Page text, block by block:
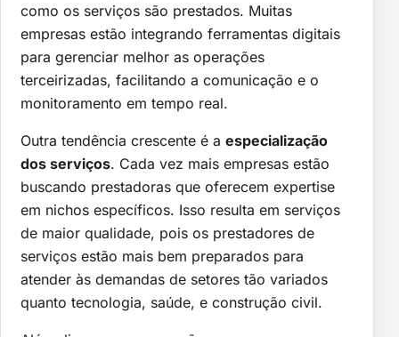
como os serviços são prestados. Muitas
empresas estão integrando ferramentas digitais
para gerenciar melhor as operações
terceirizadas, facilitando a comunicação e o
monitoramento em tempo real.
Outra tendência crescente é a especialização
dos serviços. Cada vez mais empresas estão
buscando prestadoras que oferecem expertise
em nichos específicos. Isso resulta em serviços
de maior qualidade, pois os prestadores de
serviços estão mais bem preparados para
atender às demandas de setores tão variados
quanto tecnologia, saúde, e construção civil.